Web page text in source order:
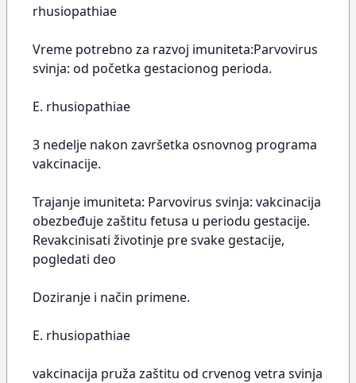
rhusiopathiae
Vreme potrebno za razvoj imuniteta:Parvovirus
svinja: od početka gestacionog perioda.
E. rhusiopathiae
3 nedelje nakon završetka osnovnog programa
vakcinacije.
Trajanje imuniteta: Parvovirus svinja: vakcinacija
obezbeđuje zaštitu fetusa u periodu gestacije.
Revakcinisati životinje pre svake gestacije,
pogledati deo
Doziranje i način primene.
E. rhusiopathiae
vakcinacija pruža zaštitu od crvenog vetra svinja